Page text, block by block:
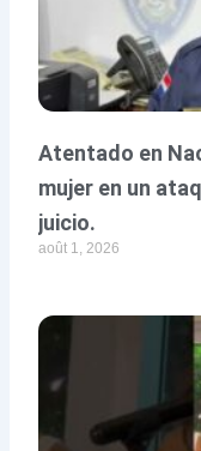
Atentado en
mujer en un
juicio.
août 1, 2026